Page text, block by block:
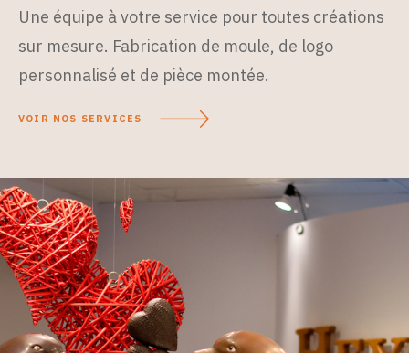
Une équipe à votre service pour toutes créations
sur mesure. Fabrication de moule, de logo
personnalisé et de pièce montée.
VOIR NOS SERVICES